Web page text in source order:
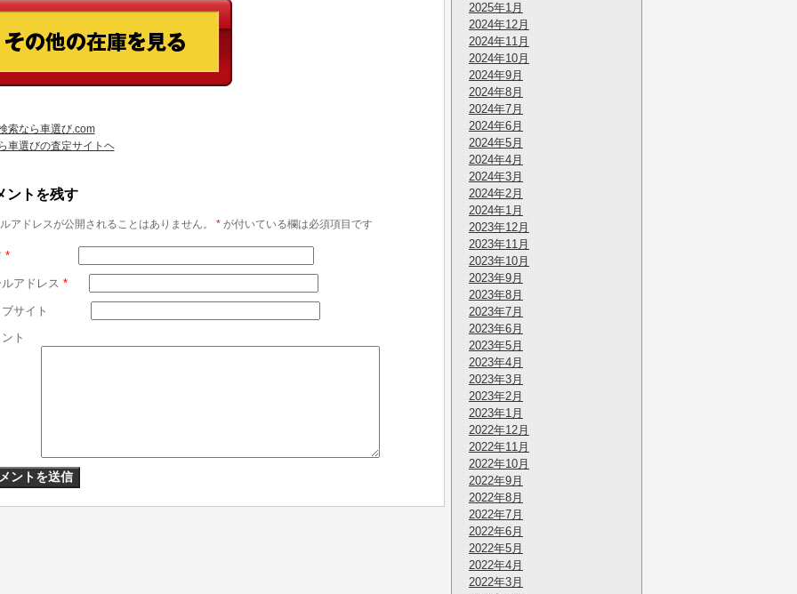
2025年1月
2024年12月
2024年11月
2024年10月
2024年9月
2024年8月
2024年7月
2024年6月
2024年5月
2024年4月
2024年3月
2024年2月
2024年1月
2023年12月
2023年11月
2023年10月
2023年9月
2023年8月
2023年7月
2023年6月
2023年5月
2023年4月
2023年3月
2023年2月
2023年1月
2022年12月
2022年11月
2022年10月
2022年9月
2022年8月
2022年7月
2022年6月
2022年5月
2022年4月
2022年3月
索なら車選び.com
車選びの査定サイトヘ
ントを残す
アドレスが公開されることはありません。 *が付いている欄は必須項目です
*
ルアドレス *
サイト
ト